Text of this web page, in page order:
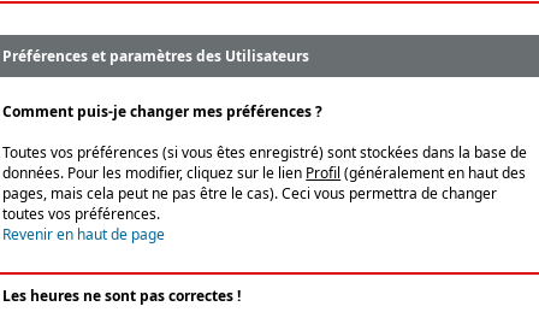
Préférences et paramètres des Utilisateurs
Comment puis-je changer mes préférences ?
Toutes vos préférences (si vous êtes enregistré) sont stockées dans la base de
données. Pour les modifier, cliquez sur le lien Profil (généralement en haut des
pages, mais cela peut ne pas être le cas). Ceci vous permettra de changer
toutes vos préférences.
Revenir en haut de page
Les heures ne sont pas correctes !